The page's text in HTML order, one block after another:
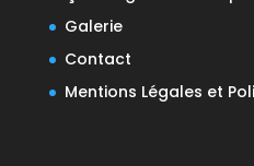
Galerie
Contact
Mentions Légales et